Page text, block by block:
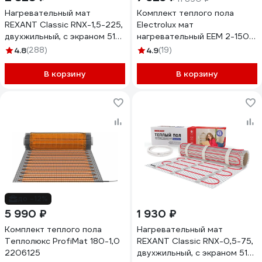
Нагревательный мат
REXANT Classic RNX-1,5-225,
двухжильный, с экраном 51-
0503-2
4.8(288)
В корзину
Комплект теплого пола
Electrolux мат
нагревательный EEM 2-150-
3 НС-1105886
4.9(19)
В корзину
5 990 ₽
Комплект теплого пола
Теплолюкс ProfiMat 180-1,0
2206125
1 930 ₽
Нагревательный мат
REXANT Classic RNX-0,5-75,
двухжильный, с экраном 51-